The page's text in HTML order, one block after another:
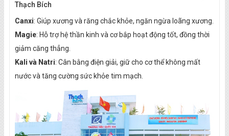
Thạch Bích
Canxi: Giúp xương và răng chắc khỏe, ngăn ngừa loãng xương.
Magie: Hỗ trợ hệ thần kinh và cơ bắp hoạt động tốt, đồng thời
giảm căng thẳng.
Kali và Natri: Cân bằng điện giải, giữ cho cơ thể không mất
nước và tăng cường sức khỏe tim mạch.